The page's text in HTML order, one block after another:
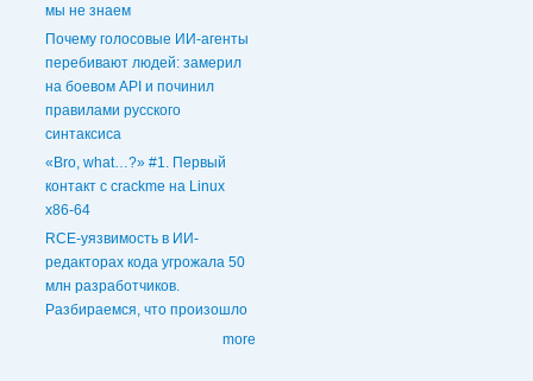
мы не знаем
Почему голосовые ИИ‑агенты
перебивают людей: замерил
на боевом API и починил
правилами русского
синтаксиса
«Bro, what…?» #1. Первый
контакт с crackme на Linux
x86-64
RCE-уязвимость в ИИ-
редакторах кода угрожала 50
млн разработчиков.
Разбираемся, что произошло
more